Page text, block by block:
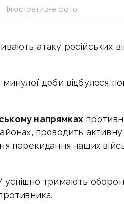
Ілюстративне фото
атаку російських
доби відбулося
напрямках
проводить активну
перекидання наших
успішно тримають